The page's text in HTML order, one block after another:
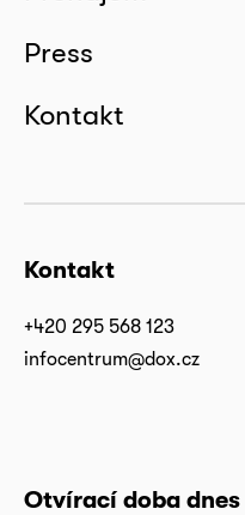
Press
Kontakt
Kontakt
+420 295 568 123
infocentrum@dox.cz
Otvírací doba dnes